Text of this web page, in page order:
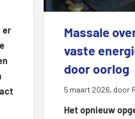
er
Massale
vaste
door oorlog
5 maart 2026, door
Het opnieuw